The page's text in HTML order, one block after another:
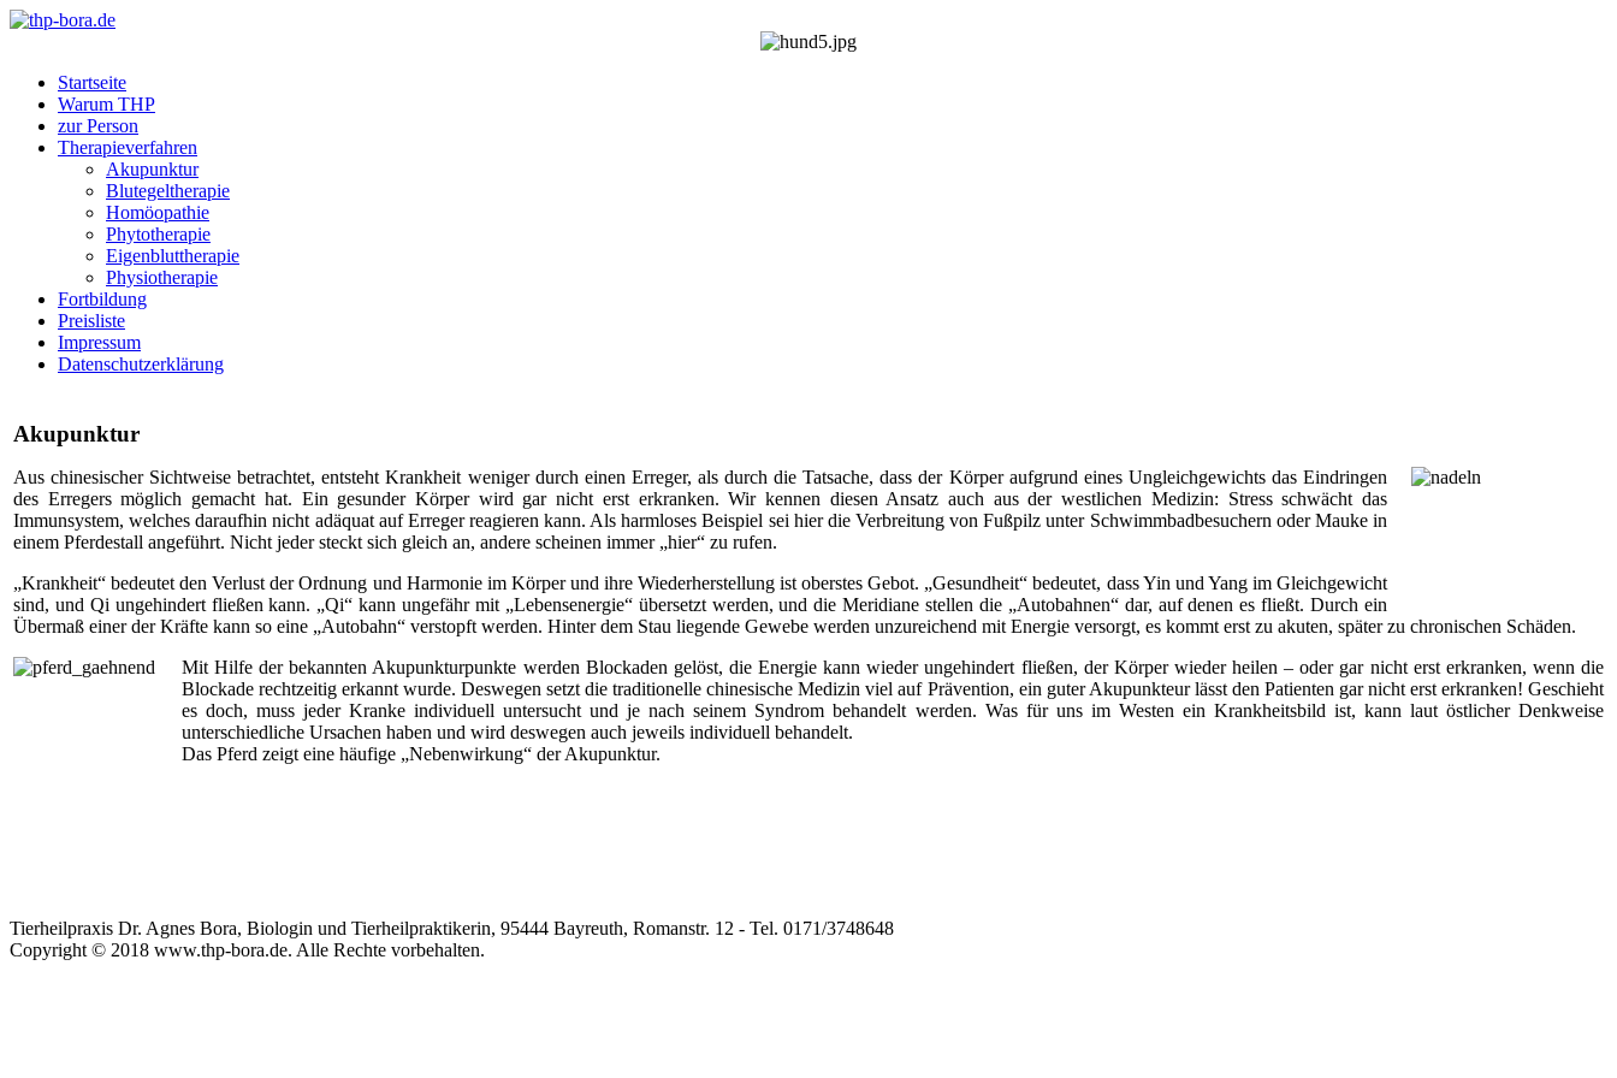
Startseite
Warum THP
zur Person
Therapieverfahren
Akupunktur
Blutegeltherapie
Homöopathie
Phytotherapie
Eigenbluttherapie
Physiotherapie
Fortbildung
Preisliste
Impressum
Datenschutzerklärung
Akupunktur
Aus chinesischer Sichtweise betrachtet, entsteht Krankheit weniger durch einen Erreger, als durch die Tatsache, dass der Körper aufgrund eines Ungleichgewichts das Eindringen
des Erregers möglich gemacht hat. Ein gesunder Körper wird gar nicht erst erkranken. Wir kennen diesen Ansatz auch aus der westlichen Medizin: Stress schwächt das
Immunsystem, welches daraufhin nicht adäquat auf Erreger reagieren kann. Als harmloses Beispiel sei hier die Verbreitung von Fußpilz unter Schwimmbadbesuchern oder Mauke in
einem Pferdestall angeführt. Nicht jeder steckt sich gleich an, andere scheinen immer „hier“ zu rufen.
„Krankheit“ bedeutet den Verlust der Ordnung und Harmonie im Körper und ihre Wiederherstellung ist oberstes Gebot. „Gesundheit“ bedeutet, dass Yin und Yang im Gleichgewicht
sind, und Qi ungehindert fließen kann. „Qi“ kann ungefähr mit „Lebensenergie“ übersetzt werden, und die Meridiane stellen die „Autobahnen“ dar, auf denen es fließt. Durch ein
Übermaß einer der Kräfte kann so eine „Autobahn“ verstopft werden. Hinter dem Stau liegende Gewebe werden unzureichend mit Energie versorgt, es kommt erst zu akuten, später zu chronischen Schäden.
Mit Hilfe der bekannten Akupunkturpunkte werden Blockaden gelöst, die Energie kann wieder ungehindert fließen, der Körper wieder heilen – oder gar nicht erst erkranken, wenn die
Blockade rechtzeitig erkannt wurde. Deswegen setzt die traditionelle chinesische Medizin viel auf Prävention, ein guter Akupunkteur lässt den Patienten gar nicht erst erkranken! Geschieht
es doch, muss jeder Kranke individuell untersucht und je nach seinem Syndrom behandelt werden. Was für uns im Westen ein Krankheitsbild ist, kann laut östlicher Denkweise
unterschiedliche Ursachen haben und wird deswegen auch jeweils individuell behandelt.
Das Pferd zeigt eine häufige „Nebenwirkung“ der Akupunktur.
Tierheilpraxis Dr. Agnes Bora, Biologin und Tierheilpraktikerin, 95444 Bayreuth, Romanstr. 12 - Tel. 0171/3748648
Copyright © 2018 www.thp-bora.de. Alle Rechte vorbehalten.